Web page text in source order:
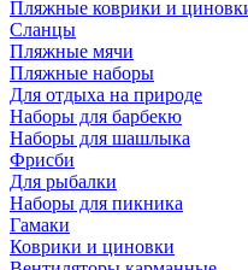
Пляжные коврики и
Сланцы
Пляжные мячи
Пляжные наборы
Для отдыха на природе
Наборы для барбекю
Наборы для шашлыка
Фрисби
Для рыбалки
Наборы для пикника
Гамаки
Коврики и циновки